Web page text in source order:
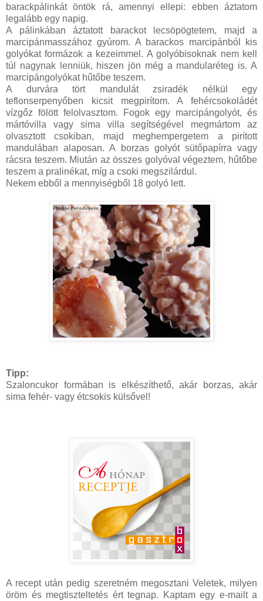
barackpálinkát öntök rá, amennyi ellepi: ebben áztatom
legalább egy napig.
A pálinkában áztatott barackot lecsöpögtetem, majd a
marcipánmasszához gyúrom. A barackos marcipánból kis
golyókat formázok a kezeimmel. A golyóbisoknak nem kell
túl nagynak lenniük, hiszen jön még a mandularéteg is. A
marcipángolyókat hűtőbe teszem.
A durvára tört mandulát zsiradék nélkül egy
teflonserpenyőben kicsit megpirítom. A fehércsokoládét
vízgőz fölött felolvasztom. Fogok egy marcipángolyót, és
mártóvilla vagy sima villa segítségével megmártom az
olvasztott csokiban, majd meghempergetem a pirított
mandulában alaposan. A borzas golyót sütőpapírra vagy
rácsra teszem. Miután az összes golyóval végeztem, hűtőbe
teszem a pralinékat, míg a csoki megszilárdul.
Nekem ebből a mennyiségből 18 golyó lett.
Tipp:
Szaloncukor formában is elkészíthető, akár borzas, akár
sima fehér- vagy étcsokis külsővel!
A recept után pedig szeretném megosztani Veletek, milyen
öröm és megtiszteltetés ért tegnap. Kaptam egy e-mailt a